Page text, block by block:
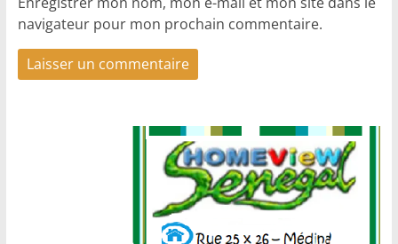
navigateur pour mon prochain commentaire.